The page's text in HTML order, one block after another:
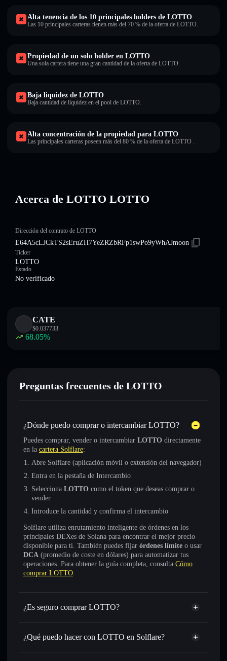
Alta tenencia de los 10 principales holders de LOTTO
Las 10 principales carteras tienen más del 70 % de la oferta de LOTTO.
Propiedad de un solo holder en LOTTO
Una sola cartera tiene una gran cantidad de la oferta de LOTTO.
Baja liquidez de LOTTO
Baja cantidad de liquidez en el pool de LOTTO.
Alta concentración de la propiedad para LOTTO
Las principales carteras poseen más del 80 % de la oferta de LOTTO .
Acerca de LOTTO LOTTO
Dirección del contrato de LOTTO
E64A5cLJCkTS2sEruZH7YeZRZbRFp1swPo9yWhAJmoon
Ticker
LOTTO
Estado
No verificado
CATE
$0.037733
68.05%
Preguntas frecuentes de LOTTO
¿Dónde puedo comprar o intercambiar LOTTO?
Puedes comprar, vender o intercambiar LOTTO directamente
en la cartera Solflare:
Abre Solflare (aplicación móvil o extensión del navegador)
Entra en la pestaña de Intercambio
Selecciona LOTTO como el token que deseas comprar o
vender
Introduce la cantidad y confirma el intercambio
Solflare utiliza enrutamiento inteligente de órdenes en los
principales DEXes de Solana para encontrar el mejor precio
disponible para ti. También puedes fijar órdenes límite o usar
DCA (promedio de coste en dólares) para automatizar tus
operaciones. Para obtener la guía completa, consulta Cómo
comprar LOTTO.
¿Es seguro comprar LOTTO?
LOTTO no está verificado
¿Qué puedo hacer con LOTTO en Solflare?
LOTTO
cartera de Solflare